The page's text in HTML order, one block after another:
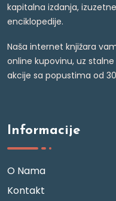
kapitalna izdanja,
enciklopedije.
Naša internet knjižara
online kupovinu, uz
akcije sa popustima od
Informacije
O Nama
Kontakt